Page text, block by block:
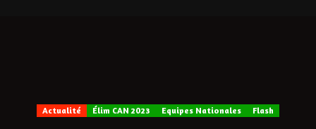
Actualité Élim CAN 2023 Equipes Nationales Flash